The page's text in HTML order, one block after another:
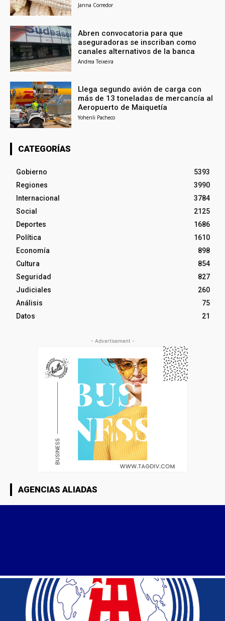
Janna Corredor
Abren convocatoria para que
aseguradoras se inscriban como
canales alternativos de la banca
Andrea Teixeira
Llega segundo avión de carga con
más de 13 toneladas de mercancía al
Aeropuerto de Maiquetía
Yohenli Pacheco
CATEGORÍAS
Gobierno
5393
Regiones
3990
Internacional
3784
Social
2125
Deportes
1686
Política
1610
Economía
898
Cultura
854
Seguridad
827
Judiciales
260
Análisis
75
Datos
21
- Advertisement -
AGENCIAS ALIADAS